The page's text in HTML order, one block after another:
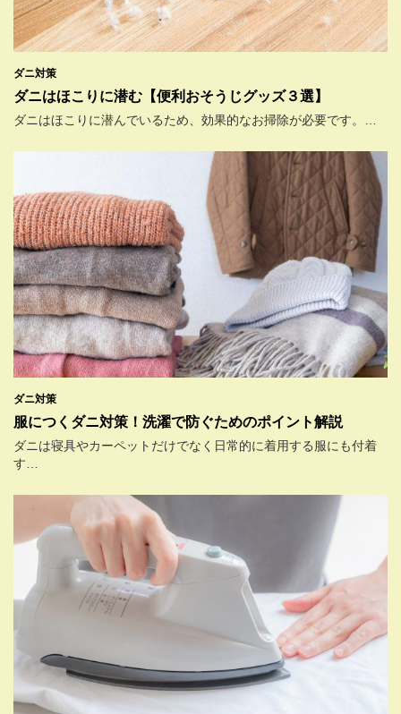
ダニ対策
ダニはほこりに潜む【便利おそうじグッズ３選】
ダニはほこりに潜んでいるため、効果的なお掃除が必要です。…
ダニ対策
服につくダニ対策！洗濯で防ぐためのポイント解説
ダニは寝具やカーペットだけでなく日常的に着用する服にも付着
す…